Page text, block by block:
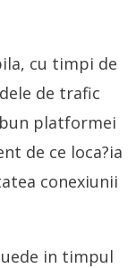
cu timpi de
de trafic
platformei
de ce loca?ia
conexiunii
in timpul